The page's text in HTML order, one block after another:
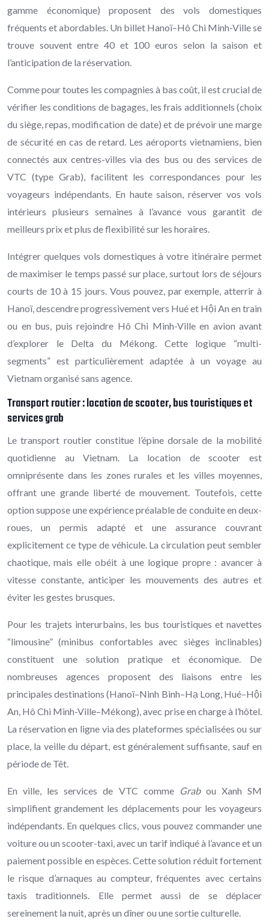
gamme économique) proposent des vols domestiques
fréquents et abordables. Un billet Hanoï–Hô Chi Minh-Ville se
trouve souvent entre 40 et 100 euros selon la saison et
l’anticipation de la réservation.
Comme pour toutes les compagnies à bas coût, il est crucial de
vérifier les conditions de bagages, les frais additionnels (choix
du siège, repas, modification de date) et de prévoir une marge
de sécurité en cas de retard. Les aéroports vietnamiens, bien
connectés aux centres-villes via des bus ou des services de
VTC (type Grab), facilitent les correspondances pour les
voyageurs indépendants. En haute saison, réserver vos vols
intérieurs plusieurs semaines à l’avance vous garantit de
meilleurs prix et plus de flexibilité sur les horaires.
Intégrer quelques vols domestiques à votre itinéraire permet
de maximiser le temps passé sur place, surtout lors de séjours
courts de 10 à 15 jours. Vous pouvez, par exemple, atterrir à
Hanoï, descendre progressivement vers Hué et Hội An en train
ou en bus, puis rejoindre Hô Chi Minh-Ville en avion avant
d’explorer le Delta du Mékong. Cette logique “multi-
segments” est particulièrement adaptée à un voyage au
Vietnam organisé sans agence.
Transport routier : location de scooter, bus touristiques et
services grab
Le transport routier constitue l’épine dorsale de la mobilité
quotidienne au Vietnam. La location de scooter est
omniprésente dans les zones rurales et les villes moyennes,
offrant une grande liberté de mouvement. Toutefois, cette
option suppose une expérience préalable de conduite en deux-
roues, un permis adapté et une assurance couvrant
explicitement ce type de véhicule. La circulation peut sembler
chaotique, mais elle obéit à une logique propre : avancer à
vitesse constante, anticiper les mouvements des autres et
éviter les gestes brusques.
Pour les trajets interurbains, les bus touristiques et navettes
“limousine” (minibus confortables avec sièges inclinables)
constituent une solution pratique et économique. De
nombreuses agences proposent des liaisons entre les
principales destinations (Hanoï–Ninh Bình–Hạ Long, Hué–Hội
An, Hô Chi Minh-Ville–Mékong), avec prise en charge à l’hôtel.
La réservation en ligne via des plateformes spécialisées ou sur
place, la veille du départ, est généralement suffisante, sauf en
période de Têt.
En ville, les services de VTC comme Grabou Xanh SM
simplifient grandement les déplacements pour les voyageurs
indépendants. En quelques clics, vous pouvez commander une
voiture ou un scooter-taxi, avec un tarif indiqué à l’avance et un
paiement possible en espèces. Cette solution réduit fortement
le risque d’arnaques au compteur, fréquentes avec certains
taxis traditionnels. Elle permet aussi de se déplacer
sereinement la nuit, après un dîner ou une sortie culturelle.